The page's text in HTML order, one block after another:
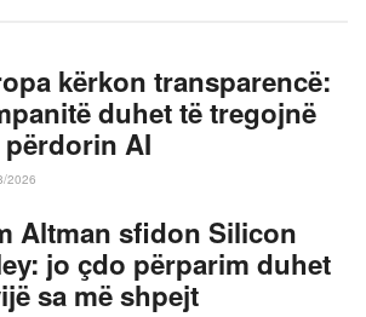
kërkon transparencë:
duhet të tregojnë
AI
2026
Altman sfidon Silicon
jo çdo përparim duhet
sa më shpejt